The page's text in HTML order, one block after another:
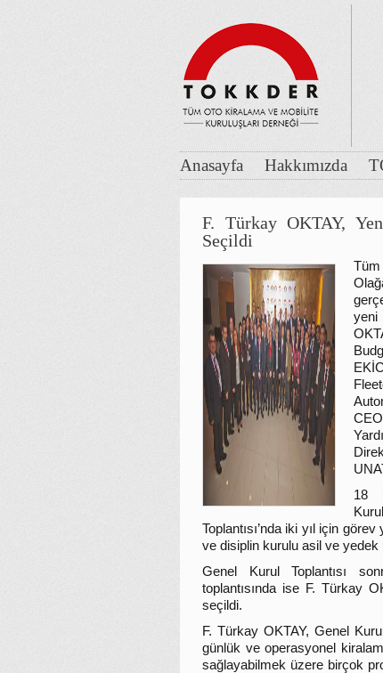
Anasayfa Hakkımızda
F. Türkay OKTAY,
Seçildi
Tüm
18
Toplantısı’nda iki yıl için
ve disiplin kurulu asil ve yedek
Genel Kurul Toplantısı
toplantısında ise F. Türkay
seçildi.
F. Türkay OKTAY, Genel
günlük ve operasyonel
sağlayabilmek üzere birçok